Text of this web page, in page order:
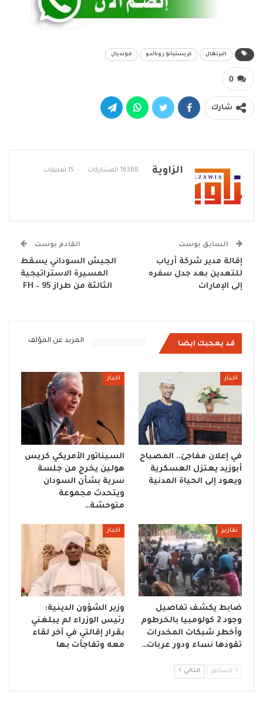
البرتغال كريستيانو رونالدو مونديال
0
شارك
الزاوية 16368 المشاركات 15 تعليقات
السابق بوست
إقالة مدير شركة أرياب
للتعدين بعد جدل سفره
إلى الإمارات
القادم بوست
الجيش السوداني يسقط
المسيرة الاستراتيجية
الثالثة من طراز FH – 95
قد يعجبك ايضا المزيد عن المؤلف
اخبار
في إعلان مفاجئ.. المصباح
أبوزيد يعتزل العسكرية
ويعود إلى الحياة المدنية
اخبار
السيناتور الأمريكي كريس
هولين يخرج من جلسة
سرية بشأن السودان
ويتحدث مجموعة
متوحشة…
تقارير
ضابط يكشف تفاصيل
وجود 2 كولومبيا بالخرطوم
وأخطر شبكات المخدرات
تقودها نساء ودور عربات…
اخبار
وزير الشؤون الدينية:
رئيس الوزراء لم يبلغني
بقرار إقالتي في آخر لقاء
معه وتفاجأت بها
السابق التالي